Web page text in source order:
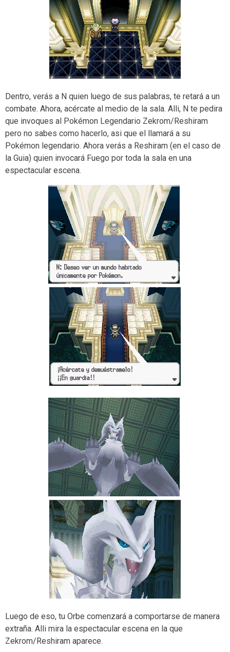
Dentro, verás a N quien luego de sus palabras, te retará a un
combate. Ahora, acércate al medio de la sala. Alli, N te pedira
que invoques al Pokémon Legendario Zekrom/Reshiram
pero no sabes como hacerlo, asi que el llamará a su
Pokémon legendario. Ahora verás a Reshiram (en el caso de
la Guia) quien invocará Fuego por toda la sala en una
espectacular escena.
Luego de eso, tu Orbe comenzará a comportarse de manera
extraña. Alli mira la espectacular escena en la que
Zekrom/Reshiram aparece.